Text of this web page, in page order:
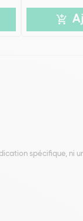
spécifique, ni